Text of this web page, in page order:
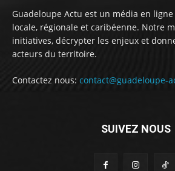
Guadeloupe Actu est un média en ligne
locale, régionale et caribéenne. Notre
initiatives, décrypter les enjeux et
acteurs du territoire.
Contactez nous: contact@guadeloupe-
SUIVEZ NOUS